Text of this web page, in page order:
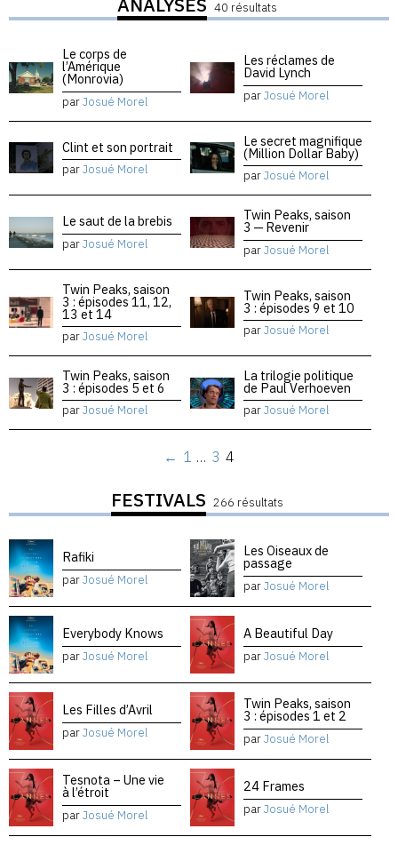
ANALYSES 40 résultats
Le corps de
l’Amérique
(Monrovia)
parJosué Morel
Les réclames de
David Lynch
parJosué Morel
Clint et son portrait
parJosué Morel
Le secret magnifique
(Million Dollar Baby)
parJosué Morel
Le saut de la brebis
parJosué Morel
Twin Peaks, saison
3 — Revenir
parJosué Morel
Twin Peaks, saison
3 : épisodes 11, 12,
13 et 14
parJosué Morel
Twin Peaks, saison
3 : épisodes 9 et 10
parJosué Morel
Twin Peaks, saison
3 : épisodes 5 et 6
parJosué Morel
La trilogie politique
de Paul Verhoeven
parJosué Morel
← 1 … 3 4
FESTIVALS 266 résultats
Rafiki
parJosué Morel
Les Oiseaux de
passage
parJosué Morel
Everybody Knows
parJosué Morel
A Beautiful Day
parJosué Morel
Les Filles d’Avril
parJosué Morel
Twin Peaks, saison
3 : épisodes 1 et 2
parJosué Morel
Tesnota – Une vie
à l’étroit
parJosué Morel
24 Frames
parJosué Morel